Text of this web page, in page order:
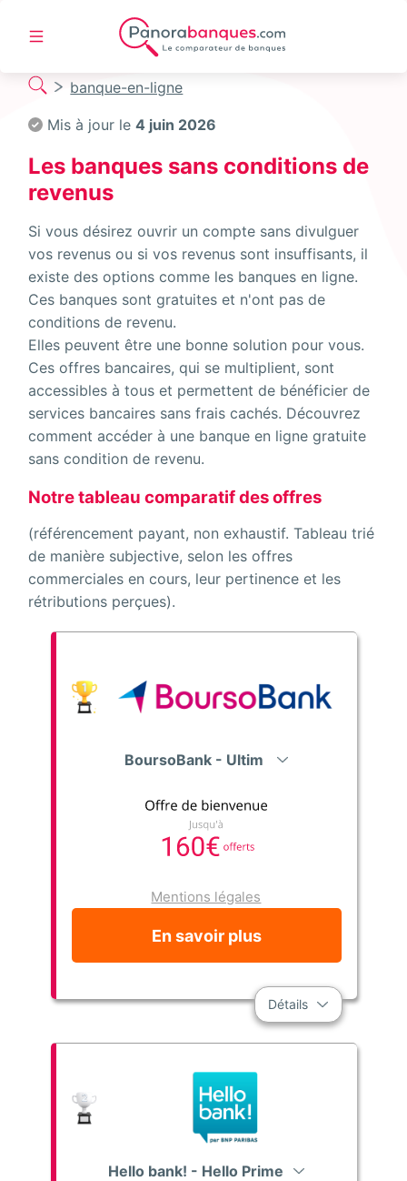
banque-en-ligne
Mis à jour le4 juin 2026
Les banques sans conditions de
revenus
Si vous désirez ouvrir un compte sans divulguer
vos revenus ou si vos revenus sont insuffisants, il
existe des options comme les banques en ligne.
Ces banques sont gratuites et n'ont pas de
conditions de revenu.
Elles peuvent être une bonne solution pour vous.
Ces offres bancaires, qui se multiplient, sont
accessibles à tous et permettent de bénéficier de
services bancaires sans frais cachés. Découvrez
comment accéder à une banque en ligne gratuite
sans condition de revenu.
Notre tableau comparatif des offres
(référencement payant, non exhaustif. Tableau trié
de manière subjective, selon les offres
commerciales en cours, leur pertinence et les
rétributions perçues).
BoursoBank - Ultim
Mentions légales
En savoir plus
Détails
Hello bank! - Hello Prime